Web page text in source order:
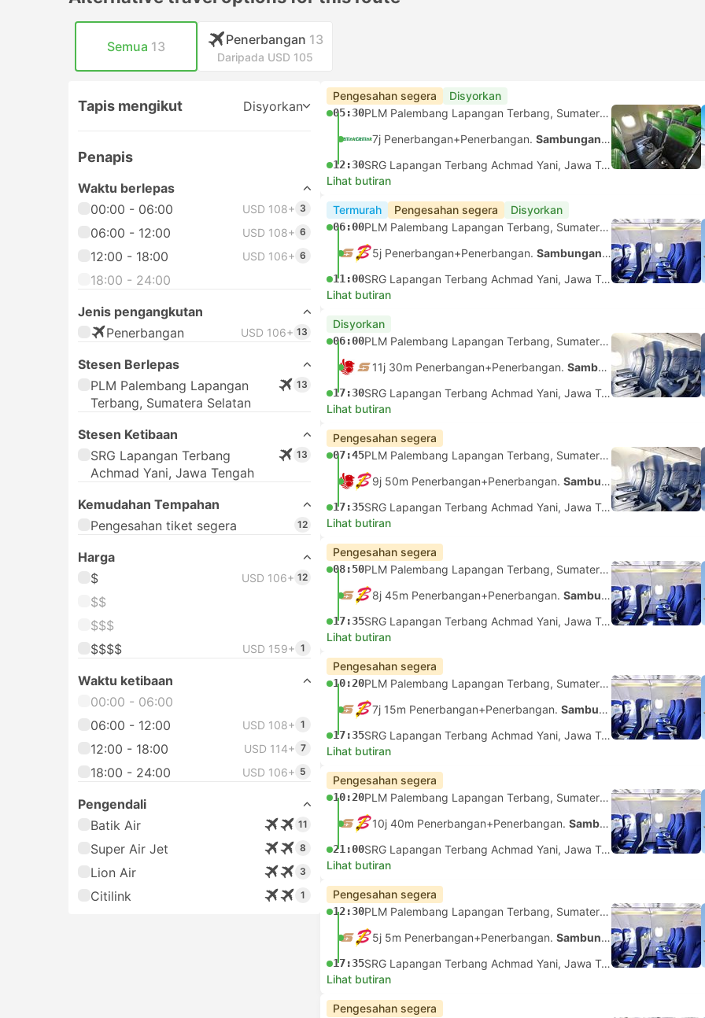
Semua 13 Penerbangan 13
Daripada USD 105
Tapis mengikut Disyorkan
Penapis
Waktu berlepas
00:00 - 06:00
USD 108+ 3
06:00 - 12:00 USD 108+ 6
12:00 - 18:00 USD 106+ 6
18:00 - 24:00
Jenis pengangkutan
Penerbangan
USD 106+ 13
Stesen Berlepas
PLM Palembang Lapangan
Terbang, Sumatera Selatan
13
Stesen Ketibaan
SRG Lapangan Terbang
Achmad Yani, Jawa Tengah
13
Kemudahan Tempahan
Pengesahan tiket segera
12
Harga
$
USD 106+ 12
$$
$$$
$$$$
USD 159+ 1
Waktu ketibaan
00:00 - 06:00
06:00 - 12:00
USD 108+ 1
12:00 - 18:00 USD 114+ 7
18:00 - 24:00 USD 106+ 5
Pengendali
Batik Air
11
Super Air Jet 8
Lion Air 3
Citilink 1
Pengesahan segera Disyorkan
05:30
PLM Palembang Lapangan Terbang, Sumatera Selatan
7j Penerbangan+Penerbangan. Sambungan tidak dijamin
12:30
SRG Lapangan Terbang Achmad Yani, Jawa Tengah
Lihat butiran
Termurah Pengesahan segera Disyorkan
06:00
PLM Palembang Lapangan Terbang, Sumatera Selatan
5j Penerbangan+Penerbangan. Sambungan tidak dijamin
11:00
SRG Lapangan Terbang Achmad Yani, Jawa Tengah
Lihat butiran
Disyorkan
06:00
PLM Palembang Lapangan Terbang, Sumatera Selatan
11j 30m Penerbangan+Penerbangan. Sambungan tidak dijamin
17:30
SRG Lapangan Terbang Achmad Yani, Jawa Tengah
Lihat butiran
Pengesahan segera
07:45
PLM Palembang Lapangan Terbang, Sumatera Selatan
9j 50m Penerbangan+Penerbangan. Sambungan tidak dijamin
17:35
SRG Lapangan Terbang Achmad Yani, Jawa Tengah
Lihat butiran
Pengesahan segera
08:50
PLM Palembang Lapangan Terbang, Sumatera Selatan
8j 45m Penerbangan+Penerbangan. Sambungan tidak dijamin
17:35
SRG Lapangan Terbang Achmad Yani, Jawa Tengah
Lihat butiran
Pengesahan segera
10:20
PLM Palembang Lapangan Terbang, Sumatera Selatan
7j 15m Penerbangan+Penerbangan. Sambungan tidak dijamin
17:35
SRG Lapangan Terbang Achmad Yani, Jawa Tengah
Lihat butiran
Pengesahan segera
10:20
PLM Palembang Lapangan Terbang, Sumatera Selatan
10j 40m Penerbangan+Penerbangan. Sambungan tidak dijamin
21:00
SRG Lapangan Terbang Achmad Yani, Jawa Tengah
Lihat butiran
Pengesahan segera
12:30
PLM Palembang Lapangan Terbang, Sumatera Selatan
5j 5m Penerbangan+Penerbangan. Sambungan tidak dijamin
17:35
SRG Lapangan Terbang Achmad Yani, Jawa Tengah
Lihat butiran
Pengesahan segera